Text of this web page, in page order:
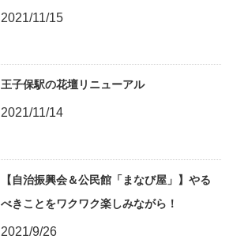
2021/11/15
王子保駅の花壇リニューアル
2021/11/14
【自治振興会＆公民館「まなび屋」】やる
べきことをワクワク楽しみながら！
2021/9/26